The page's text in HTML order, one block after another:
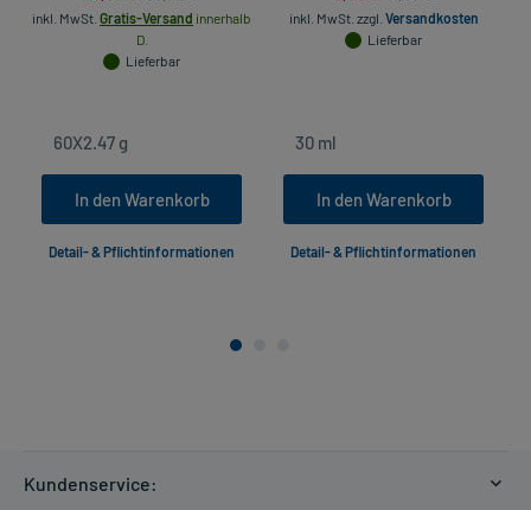
inkl. MwSt. Gratis-Versand innerhalb
D.
Lieferbar
In den Warenkorb
Detail- & Pflichtinformationen
inkl. MwSt. zzgl. Versandkosten
Lieferbar
In den Warenkorb
Detail- & Pflichtinformationen
Kundenservice: